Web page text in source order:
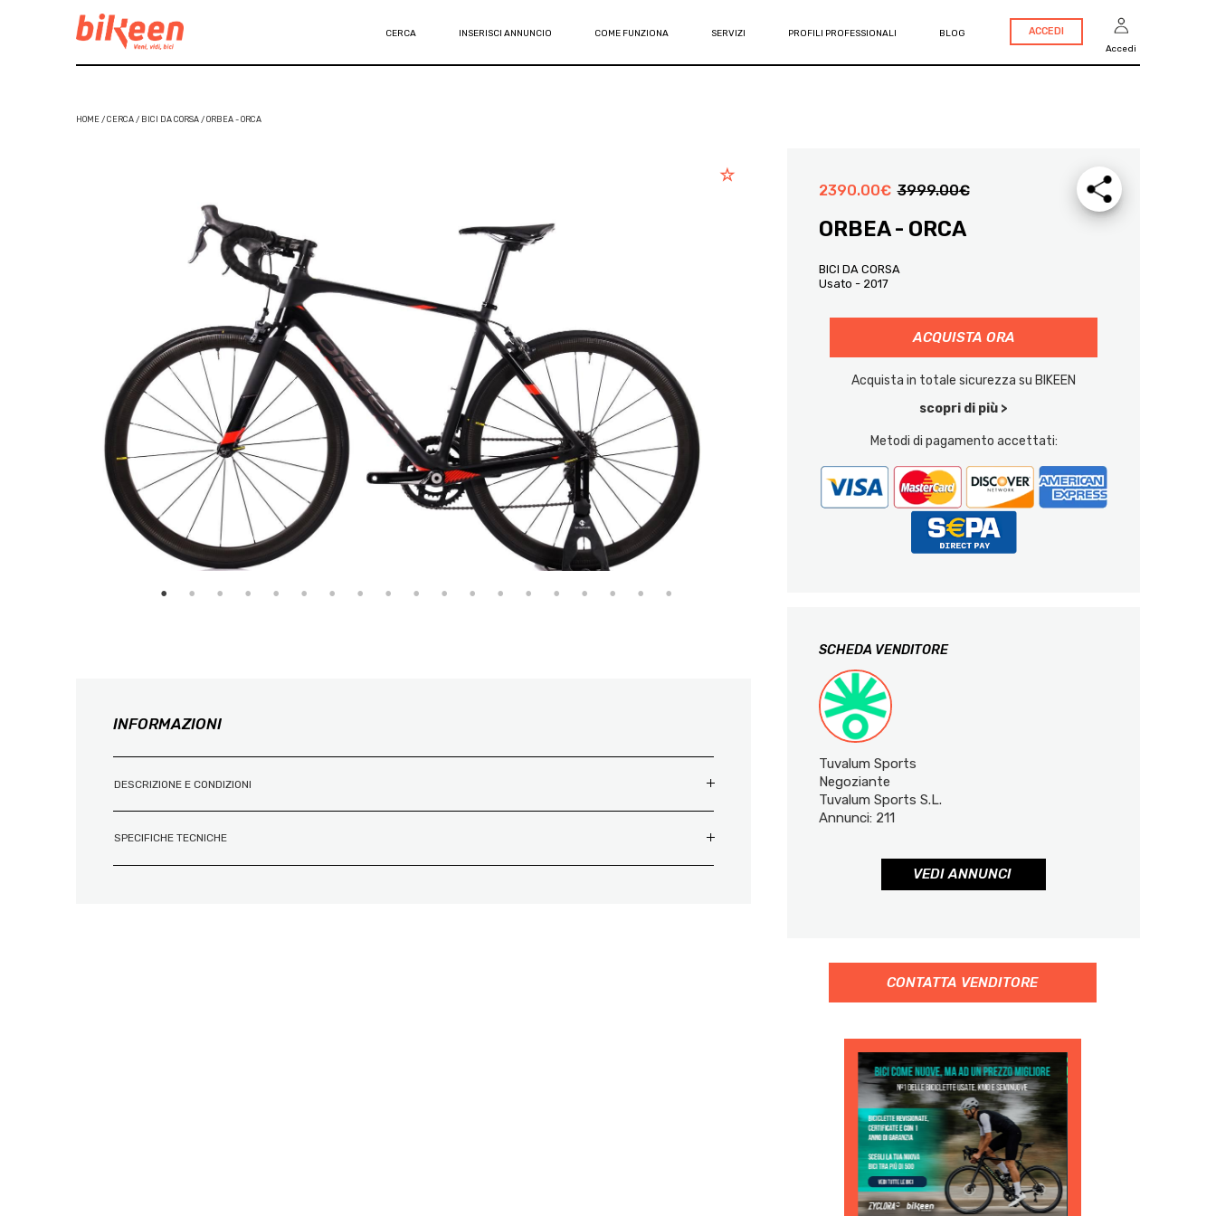
CERCA INSERISCI ANNUNCIO COME FUNZIONA SERVIZI PROFILI PROFESSIONALI BLOG ACCEDI
Accedi
HOME / CERCA / BICI DA CORSA / ORBEA - ORCA
INFORMAZIONI
DESCRIZIONE E CONDIZIONI
SPECIFICHE TECNICHE
2390.00€ 3999.00€
ORBEA - ORCA
BICI DA CORSA
Usato - 2017
ACQUISTA ORA
Acquista in totale sicurezza su BIKEEN
scopri di più >
Metodi di pagamento accettati:
SCHEDA VENDITORE
Tuvalum Sports
Negoziante
Tuvalum Sports S.L.
Annunci: 211
VEDI ANNUNCI
CONTATTA VENDITORE